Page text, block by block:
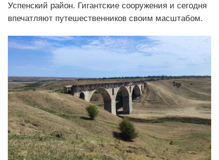
Успенский район. Гигантские сооружения и сегодня
впечатляют путешественников своим масштабом.